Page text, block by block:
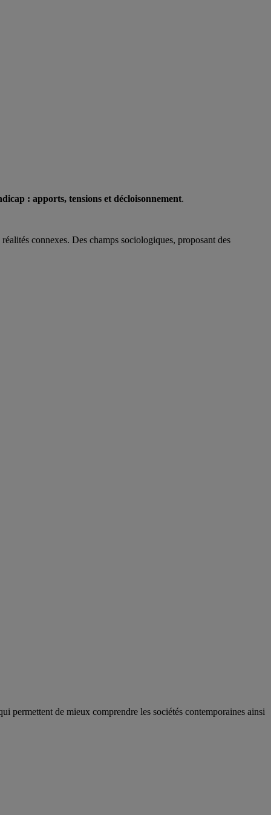
: apports, tensions et décloisonnement.
connexes. Des champs sociologiques, proposant des
permettent de mieux comprendre les sociétés contemporaines ainsi